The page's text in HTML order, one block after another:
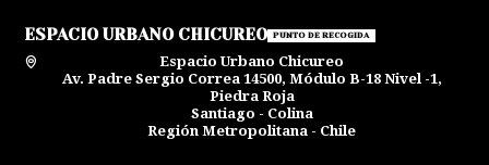
ESPACIO URBANO CHICUREO PUNTO DE RECOGIDA
Espacio Urbano Chicureo
Av. Padre Sergio Correa 14500, Módulo B-18 Nivel -1,
Piedra Roja
Santiago - Colina
Región Metropolitana - Chile